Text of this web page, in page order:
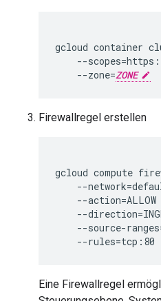
gcloud container
--scopes=
--zone=ZONE
Firewallregel erstellen
gcloud compute
--network=
--action=ALLOW
--direction=
--source-ranges
--rules=
Eine Firewallregel